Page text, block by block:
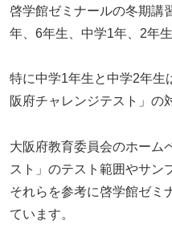
啓学館ゼミナールの冬期講
年、6年生、中学1年、2年生
特に中学1年生と中学2年生
阪府チャレンジテスト」の
大阪府教育委員会のホーム
スト」のテスト範囲やサン
それらを参考に啓学館ゼミ
ています。